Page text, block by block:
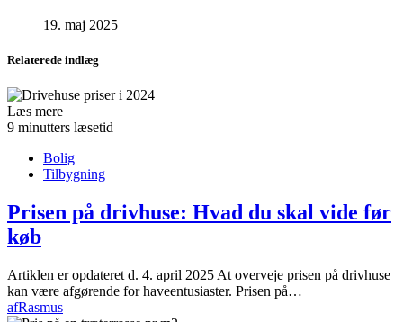
19. maj 2025
Relaterede indlæg
Læs mere
9 minutters læsetid
Bolig
Tilbygning
Prisen på drivhuse: Hvad du skal vide før
køb
Artiklen er opdateret d. 4. april 2025 At overveje prisen på drivhuse
kan være afgørende for haveentusiaster. Prisen på…
afRasmus